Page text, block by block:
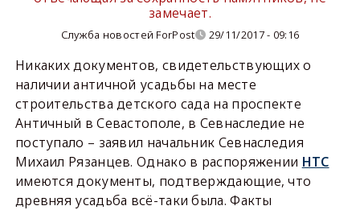
замечает.
Служба новостей ForPost 29/11/2017 - 09:16
Никаких документов, свидетельствующих о
наличии античной усадьбы на месте
строительства детского сада на проспекте
Античный в Севастополе, в Севнаследие не
поступало – заявил начальник Севнаследия
Михаил Рязанцев. Однако в распоряжении НТС
имеются документы, подтверждающие, что
древняя усадьба всё-таки была. Факты